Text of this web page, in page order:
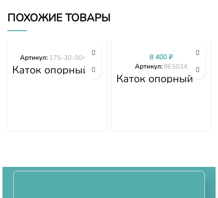
ПОХОЖИЕ ТОВАРЫ
Каток опорный
двубортный 175-
Артикул: 175-30-00495
Каток опорный
8E5034
Артикул:8E5034
8 400₽